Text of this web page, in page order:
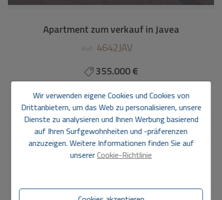
Apartment zum verkauf in Javea
Ref. 4642JAV
355.000 €
60 m2 1 1
ApartmentinJávea - Hafen
Nur wenige Schritte vom Meer und dem Hafen von Jávea
entfernt, bietet diese gepflegte Erdgeschosswohnung
eine praktische Aufteilung und eine hervorragende Lage,
von 60 m2 (55 m2 Nutzfläche) und umfasst ein
Wir verwenden eigene Cookies und Cookies von
Drittanbietern, um das Web zu personalisieren, unsere
Dienste zu analysieren und Ihnen Werbung basierend
auf Ihren Surfgewohnheiten und -präferenzen
anzuzeigen. Weitere Informationen finden Sie auf
unsererCookie-Richtlinie